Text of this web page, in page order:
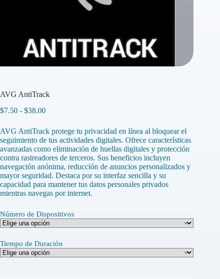
AVG AntiTrack
$7.50 - $38.00Rango
precios:
desde
$7.50
hasta
$38.00
AVG AntiTrack protege tu privacidad en línea al bloquear el
seguimiento de tus actividades digitales. Ofrece características
avanzadas como eliminación de huellas digitales y protección
contra rastreadores de terceros. Sus beneficios incluyen
navegación anónima, reducción de anuncios personalizados y
mayor seguridad. Destaca por su interfaz sencilla y su
capacidad para mantener tus datos personales privados
mientras navegas por internet.
Número de Dispositivos
Tiempo de Duración